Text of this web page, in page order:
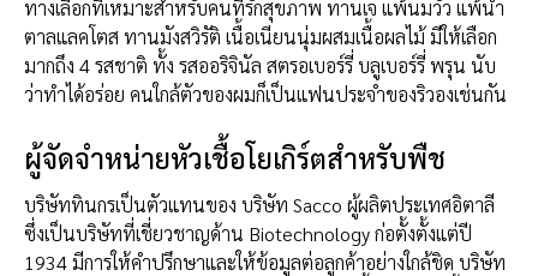
ทางเลือกที่เหมาะสำหรับคนที่รักสุขภาพ ทานเจ แพ้นมวัว แพ้น้ำ
ตาลแลคโตส ทานมังสวิรัติ เนื้อเนียนนุ่มผสมเนื้อผลไม้ มีให้เลือก
มากถึง 4 รสชาติ ทั้ง รสออริจินัล สตรอเบอร์รี่ บลูเบอร์รี่ พรุน นับ
ว่าทำได้อร่อย คนใกล้ตัวของผมก็เป็นแฟนประจำของริวองเช่นกัน
ผู้จัดจำหน่ายหัวเชื้อโยเกิร์ตสำหรับพืช
บริษัททินกรเป็นตัวแทนของ บริษัท Sacco ผู้ผลิตประเทศอิตาลี
ซึ่งเป็นบริษัทที่เชี่ยวชาญด้าน Biotechnology ก่อตั้งตั้งแต่ปี
1934 มีการให้คำปรึกษาและให้ข้อมูลต่อลูกค้าอย่างใกล้ชิด บริษัท